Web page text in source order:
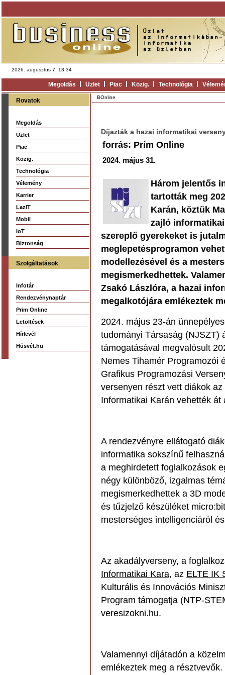
2026. augusztus 7. 13:34
Megoldás Üzlet Piac Közig. Technológia
Rovatok
Megoldás
Üzlet
Piac
Közig.
Technológia
Vélemény
Karrier
LazIT
Mobil
IoT
Biztonság
Szolgáltatások
Infotár
Rendezvénynaptár
Prim Online
Letöltések
Hírlevél
Húsvét.hu
BOnline
Díjazták a hazai informatikai
forrás: Prím Online
2024. május 31.
Három jelentős
tartották meg
Karán, köztük
zajló
szereplő gyerekeket is
meglepetésprogramon
modellezésével és a
megismerkedhettek.
Zsakó Lászlóra, a hazai
megalkotójára emlékeztek
2024. május 23-án
tudományi Társaság (NJSZT)
támogatásával megvalósult
Nemes Tihamér Programozói
Grafikus Programozási
versenyen részt vett diákok
Informatikai Karán vehették
A rendezvényre ellátogató
informatika sokszínű
a meghirdetett foglalkozások
négy különböző, izgalmas
megismerkedhettek a 3D
és tűzjelző készüléket
mesterséges intelligenciáról
Az akadályverseny, a
Informatikai Kara, az ELTE IK
Kulturális és Innovációs
Program támogatja (NTP-
veresizokni.hu.
Valamennyi díjátadón a
emlékeztek meg a